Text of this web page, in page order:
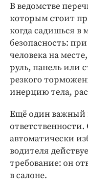
В ведомстве
которым стоит
когда садишься в
безопасность:
человека на
руль, панель или
резкого
инерцию тела,
Ещё один важный
автоматически
водителя
требование: он
в салоне.